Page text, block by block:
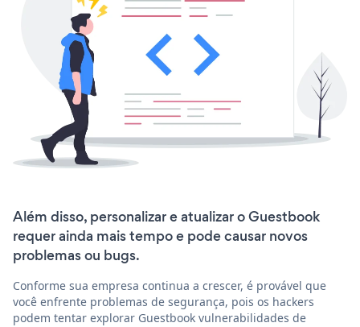
Além disso, personalizar e atualizar o Guestbook
requer ainda mais tempo e pode causar novos
problemas ou bugs.
Conforme sua empresa continua a crescer, é provável que
você enfrente problemas de segurança, pois os hackers
podem tentar explorar Guestbook vulnerabilidades de